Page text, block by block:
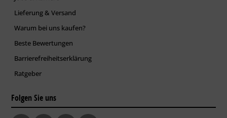
Lieferung & Versand
Warum bei uns kaufen?
Beste Bewertungen
Barrierefreiheitserklärung
Ratgeber
Folgen Sie uns